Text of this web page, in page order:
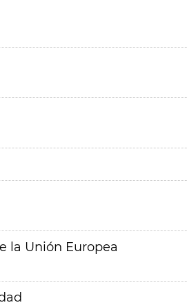
la Unión Europea